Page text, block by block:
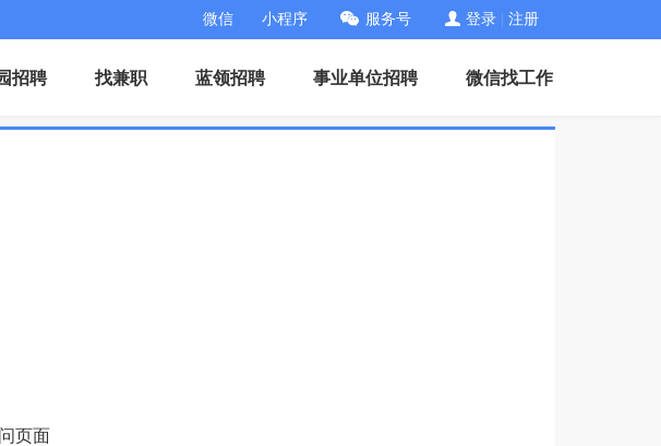
微信 小程序 服务号 登录 注册
招聘 找兼职 蓝领招聘 事业单位招聘 微信找工作
页面